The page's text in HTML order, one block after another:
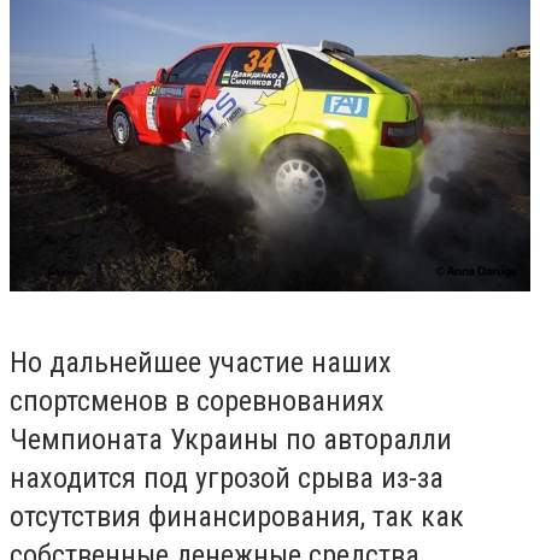
Но дальнейшее участие наших
спортсменов в соревнованиях
Чемпионата Украины по авторалли
находится под угрозой срыва из-за
отсутствия финансирования, так как